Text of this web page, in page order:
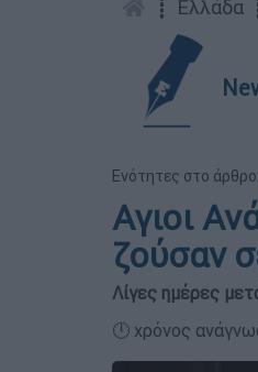
┋ Ελλάδα
Ενότητες στο άρθρο:
Αγιοι
ζούσαν
Λίγες ημέρες
🕛 χρόνος